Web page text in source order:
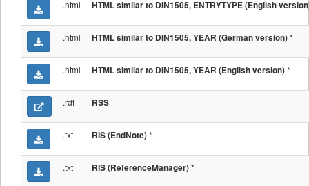
.html HTML similar to DIN1505, ENTRYTYPE (English
.html HTML similar to DIN1505, YEAR (German version)*
.html HTML similar to DIN1505, YEAR (English version)*
.rdf RSS
.txt RIS (EndNote)*
.txt RIS (ReferenceManager)*